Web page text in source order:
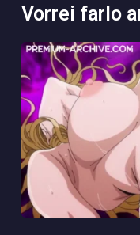
vorrei farlo